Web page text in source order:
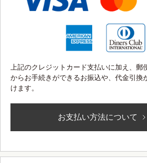
上記のクレジットカード支払いに加え、郵
からお手続きができるお振込や、代金引換
けます。
お支払い方法について